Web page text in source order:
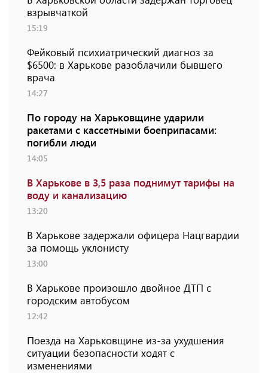
взрывчаткой
15:19
Фейковый психиатрический диагноз за
$6500: в Харькове разоблачили бывшего
врача
14:27
По городу на Харьковщине ударили
ракетами с кассетными боеприпасами:
погибли люди
14:05
В Харькове в 3,5 раза поднимут тарифы на
воду и канализацию
13:20
В Харькове задержали офицера Нацгвардии
за помощь уклонисту
13:00
В Харькове произошло двойное ДТП с
городским автобусом
12:42
Поезда на Харьковщине из-за ухудшения
ситуации безопасности ходят с
изменениями